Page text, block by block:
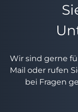
Wir sind gerne
Mail oder rufen
bei Fragen